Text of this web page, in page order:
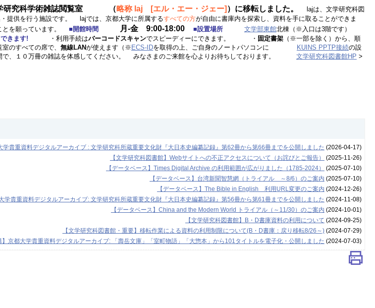
学研究科学術雑誌閲覧室 （略称 laj [エル・エー・ジェー] ）に移転しました。
lajは、文学研究科図
提供を行う施設です。 lajでは、京都大学に所属するすべての方が自由に書庫内を探索し、資料を手に取ることができま
とを願っています。 ■開館時間 月-金 9:00-18:00 ■設置場所 文学部東館北棟（※入口は3階です）
きます! ・利用手続はバーコードスキャンでスピーディーにできます。 ・ 固定書架 （※一部を除く）から、順
すべての席で、 無線LANが使えます（※ ECS-IDを取得の上、ご自身のノートパソコンに KUINS PPTP接続の設
で、１０万冊の雑誌を体感してください。 みなさまのご来館を心よりお待ちしております。 文学研究科図書館HP >
学貴重資料デジタルアーカイブ : 文学研究科所蔵重要文化財『大日本史編纂記録』第62冊から第66冊までを公開しました (2026-04-17)
【文学研究科図書館】Webサイトへの不正アクセスについて（お詫びとご報告）
(2025-11-26)
【データベース】Times Digital Archive の利用範囲が広がりました（1785-2024）
(2025-07-10)
【データベース】台湾新聞智慧網（トライアル ～8/6）のご案内 (2025-07-10)
【データベース】The Bible in English 利用URL変更のご案内 (2024-12-26)
学貴重資料デジタルアーカイブ: 文学研究科所蔵重要文化財『大日本史編纂記録』第56冊から第61冊までを公開しました (2024-11-08)
【データベース】China and the Modern World トライアル（～11/30）のご案内 (2024-10-01)
【文学研究科図書館】B・D書庫資料の利用について (2024-09-25)
【文学研究科図書館・重要】移転作業による資料の利用制限について(B・D書庫：戻り移転8/26～)(2024-07-29)
】京都大学貴重資料デジタルアーカイブ: 「壽岳文庫」「室町物語」「大惣本」から101タイトルを電子化・公開しました (2024-07-03)